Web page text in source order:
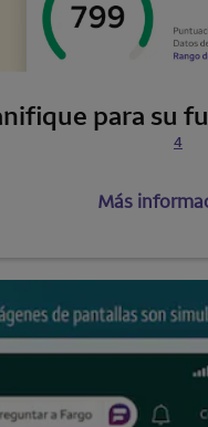
para su
4
Más